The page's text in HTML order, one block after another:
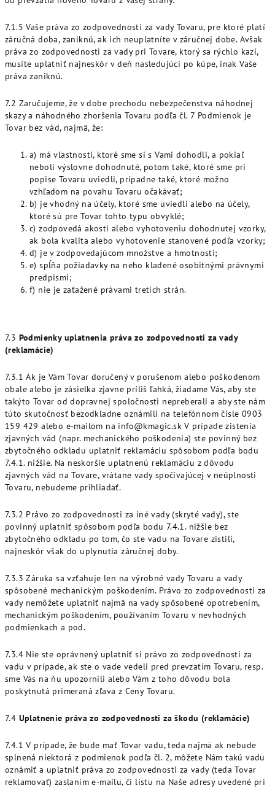
7.1.5 Vaše práva zo zodpovednosti za vady Tovaru, pre ktoré platí
záručná doba, zaniknú, ak ich neuplatníte v záručnej dobe. Avšak
práva zo zodpovednosti za vady pri Tovare, ktorý sa rýchlo kazí,
musíte uplatniť najneskôr v deň nasledujúci po kúpe, inak Vaše
práva zaniknú.
7.2 Zaručujeme, že v dobe prechodu nebezpečenstva náhodnej
skazy a náhodného zhoršenia Tovaru podľa čl. 7 Podmienok je
Tovar bez vád, najmä, že:
a) má vlastnosti, ktoré sme si s Vami dohodli, a pokiaľ
neboli výslovne dohodnuté, potom také, ktoré sme pri
popise Tovaru uviedli, prípadne také, ktoré možno
vzhľadom na povahu Tovaru očakávať;
b) je vhodný na účely, ktoré sme uviedli alebo na účely,
ktoré sú pre Tovar tohto typu obvyklé;
c) zodpovedá akosti alebo vyhotoveniu dohodnutej vzorky,
ak bola kvalita alebo vyhotovenie stanovené podľa vzorky;
d) je v zodpovedajúcom množstve a hmotnosti;
e) spĺňa požiadavky na neho kladené osobitnými právnymi
predpismi;
f) nie je zaťažené právami tretích strán.
7.3 Podmienky uplatnenia práva zo zodpovednosti za vady
(reklamácie)
7.3.1 Ak je Vám Tovar doručený v porušenom alebo poškodenom
obale alebo je zásielka zjavne príliš ľahká, žiadame Vás, aby ste
takýto Tovar od dopravnej spoločnosti nepreberali a aby ste nám
túto skutočnosť bezodkladne oznámili na telefónnom čísle 0903
159 429 alebo e-mailom na info@kmagic.sk V prípade zistenia
zjavných vád (napr. mechanického poškodenia) ste povinný bez
zbytočného odkladu uplatniť reklamáciu spôsobom podľa bodu
7.4.1. nižšie. Na neskoršie uplatnenú reklamáciu z dôvodu
zjavných vád na Tovare, vrátane vady spočívajúcej v neúplnosti
Tovaru, nebudeme prihliadať.
7.3.2 Právo zo zodpovednosti za iné vady (skryté vady), ste
povinný uplatniť spôsobom podľa bodu 7.4.1. nižšie bez
zbytočného odkladu po tom, čo ste vadu na Tovare zistili,
najneskôr však do uplynutia záručnej doby.
7.3.3 Záruka sa vzťahuje len na výrobné vady Tovaru a vady
spôsobené mechanickým poškodením. Právo zo zodpovednosti za
vady nemôžete uplatniť najmä na vady spôsobené opotrebením,
mechanickým poškodením, používaním Tovaru v nevhodných
podmienkach a pod.
7.3.4 Nie ste oprávnený uplatniť si právo zo zodpovednosti za
vadu v prípade, ak ste o vade vedeli pred prevzatím Tovaru, resp.
sme Vás na ňu upozornili alebo Vám z toho dôvodu bola
poskytnutá primeraná zľava z Ceny Tovaru.
7.4 Uplatnenie práva zo zodpovednosti za škodu (reklamácie)
7.4.1 V prípade, že bude mať Tovar vadu, teda najmä ak nebude
splnená niektorá z podmienok podľa čl. 2, môžete Nám takú vadu
oznámiť a uplatniť práva zo zodpovednosti za vady (teda Tovar
reklamovať) zaslaním e-mailu, či listu na Naše adresy uvedené pri